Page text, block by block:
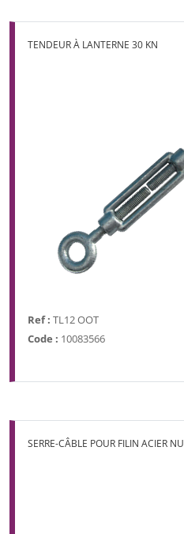
TENDEUR À LANTERNE 30 KN
Ref : TL12 OOT
Code : 10083566
SERRE-CÂBLE POUR FILIN ACIER NU